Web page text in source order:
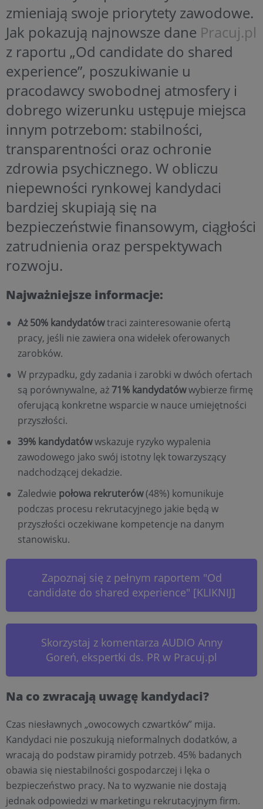
zmieniają swoje priorytety zawodowe.
Jak pokazują najnowsze dane Pracuj.pl
z raportu „Od candidate do shared
experience”, poszukiwanie u
pracodawcy swobodnej atmosfery i
dobrego wizerunku ustępuje miejsca
innym potrzebom: stabilności,
transparentności oraz ochronie
zdrowia psychicznego. W obliczu
niepewności rynkowej kandydaci
bardziej skupiają się na
bezpieczeństwie finansowym, ciągłości
zatrudnienia oraz perspektywach
rozwoju.
Najważniejsze informacje:
Aż 50% kandydatówtraci zainteresowanie ofertą
pracy, jeśli nie zawiera ona widełek oferowanych
zarobków.
W przypadku, gdy zadania i zarobki w dwóch ofertach
są porównywalne, aż 71% kandydatówwybierze firmę
oferującą konkretne wsparcie w nauce umiejętności
przyszłości.
39% kandydatówwskazuje ryzyko wypalenia
zawodowego jako swój istotny lęk towarzyszący
nadchodzącej dekadzie.
Zaledwie połowa rekruterów(48%) komunikuje
podczas procesu rekrutacyjnego jakie będą w
przyszłości oczekiwane kompetencje na danym
stanowisku.
Zapoznaj się z pełnym raportem "Od
candidate do shared experience" [KLIKNIJ]
Skorzystaj z komentarza AUDIO Anny
Goreń, ekspertki ds. PR w Pracuj.pl
Na co zwracają uwagę kandydaci?
Czas niesławnych „owocowych czwartków” mija.
Kandydaci nie poszukują nieformalnych dodatków, a
wracają do podstaw piramidy potrzeb. 45% badanych
obawia się niestabilności gospodarczej i lęka o
bezpieczeństwo pracy. Na to wyzwanie nie dostają
jednak odpowiedzi w marketingu rekrutacyjnym firm.